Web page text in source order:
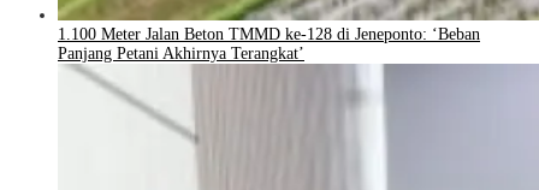
1.100 Meter Jalan Beton TMMD ke-128 di Jeneponto: ‘Beban
Panjang Petani Akhirnya Terangkat’